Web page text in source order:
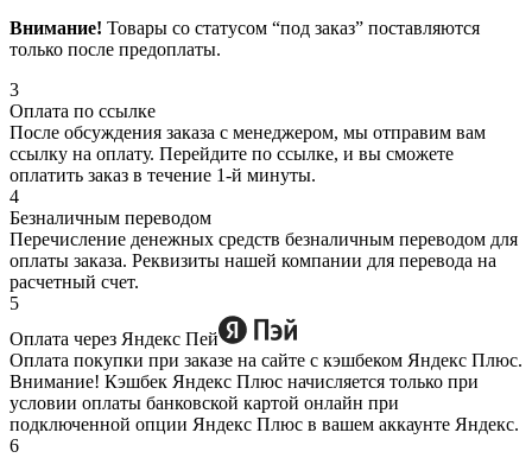
Внимание! Товары со статусом “под заказ” поставляются
только после предоплаты.
3
Оплата по ссылке
После обсуждения заказа с менеджером, мы отправим вам
ссылку на оплату. Перейдите по ссылке, и вы сможете
оплатить заказ в течение 1-й минуты.
4
Безналичным переводом
Перечисление денежных средств безналичным переводом для
оплаты заказа. Реквизиты нашей компании для перевода на
расчетный счет.
5
Оплата через Яндекс Пей
Оплата покупки при заказе на сайте с кэшбеком Яндекс Плюс.
Внимание! Кэшбек Яндекс Плюс начисляется только при
условии оплаты банковской картой онлайн при
подключенной опции Яндекс Плюс в вашем аккаунте Яндекс.
6